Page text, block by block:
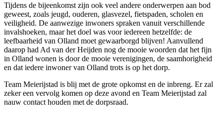
Tijdens de bijeenkomst zijn ook veel andere onderwerpen aan bod
geweest, zoals jeugd, ouderen, glasvezel, fietspaden, scholen en
veiligheid. De aanwezige inwoners spraken vanuit verschillende
invalshoeken, maar het doel was voor iedereen hetzelfde: de
leefbaarheid van Olland moet gewaarborgd blijven! Aanvullend
daarop had Ad van der Heijden nog de mooie woorden dat het fijn
in Olland wonen is door de mooie verenigingen, de saamhorigheid
en dat iedere inwoner van Olland trots is op het dorp.
Team Meierijstad is blij met de grote opkomst en de inbreng. Er zal
zeker een vervolg komen op deze avond en Team Meierijstad zal
nauw contact houden met de dorpsraad.